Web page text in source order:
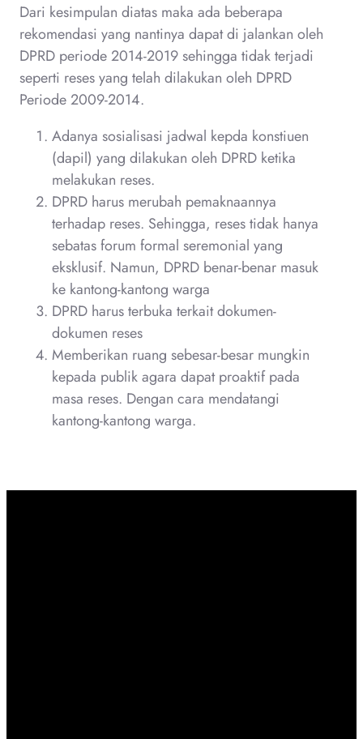
Dari kesimpulan diatas maka ada beberapa
rekomendasi yang nantinya dapat di jalankan oleh
DPRD periode 2014-2019 sehingga tidak terjadi
seperti reses yang telah dilakukan oleh DPRD
Periode 2009-2014.
Adanya sosialisasi jadwal kepda konstiuen
(dapil) yang dilakukan oleh DPRD ketika
melakukan reses.
DPRD harus merubah pemaknaannya
terhadap reses. Sehingga, reses tidak hanya
sebatas forum formal seremonial yang
eksklusif. Namun, DPRD benar-benar masuk
ke kantong-kantong warga
DPRD harus terbuka terkait dokumen-
dokumen reses
Memberikan ruang sebesar-besar mungkin
kepada publik agara dapat proaktif pada
masa reses. Dengan cara mendatangi
kantong-kantong warga.